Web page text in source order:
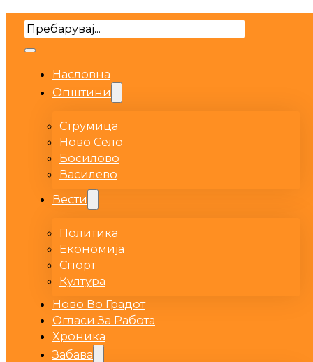
Search
Насловна
Општини
Струмица
Ново Село
Босилово
Василево
Вести
Политика
Економија
Спорт
Култура
Ново Во Градот
Огласи За Работа
Хроника
Забава